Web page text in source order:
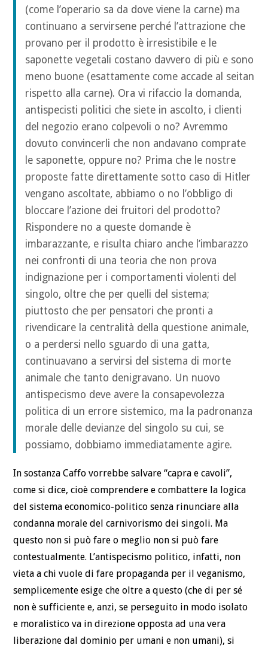
(come l’operario sa da dove viene la carne) ma
continuano a servirsene perché l’attrazione che
provano per il prodotto è irresistibile e le
saponette vegetali costano davvero di più e sono
meno buone (esattamente come accade al seitan
rispetto alla carne). Ora vi rifaccio la domanda,
antispecisti politici che siete in ascolto, i clienti
del negozio erano colpevoli o no? Avremmo
dovuto convincerli che non andavano comprate
le saponette, oppure no? Prima che le nostre
proposte fatte direttamente sotto caso di Hitler
vengano ascoltate, abbiamo o no l’obbligo di
bloccare l’azione dei fruitori del prodotto?
Rispondere no a queste domande è
imbarazzante, e risulta chiaro anche l’imbarazzo
nei confronti di una teoria che non prova
indignazione per i comportamenti violenti del
singolo, oltre che per quelli del sistema;
piuttosto che per pensatori che pronti a
rivendicare la centralità della questione animale,
o a perdersi nello sguardo di una gatta,
continuavano a servirsi del sistema di morte
animale che tanto denigravano. Un nuovo
antispecismo deve avere la consapevolezza
politica di un errore sistemico, ma la padronanza
morale delle devianze del singolo su cui, se
possiamo, dobbiamo immediatamente agire.
In sostanza Caffo vorrebbe salvare “capra e cavoli”,
come si dice, cioè comprendere e combattere la logica
del sistema economico-politico senza rinunciare alla
condanna morale del carnivorismo dei singoli. Ma
questo non si può fare o meglio non si può fare
contestualmente. L’antispecismo politico, infatti, non
vieta a chi vuole di fare propaganda per il veganismo,
semplicemente esige che oltre a questo (che di per sé
non è sufficiente e, anzi, se perseguito in modo isolato
e moralistico va in direzione opposta ad una vera
liberazione dal dominio per umani e non umani), si